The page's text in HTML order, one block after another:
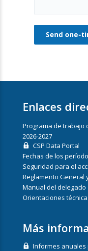
Enlaces
Programa de trabajo
2026-2027
CSP Data Portal
Fechas de los
Seguridad para el
Reglamento General
Manual del delegado
Orientaciones
Más
Informes anuales